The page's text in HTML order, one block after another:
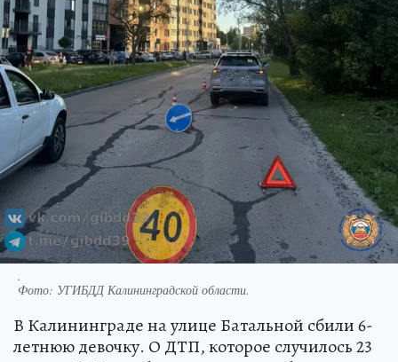
.
Фото: УГИБДД Калининградской области.
В Калининграде на улице Батальной сбили 6-
летнюю девочку. О ДТП, которое случилось 23